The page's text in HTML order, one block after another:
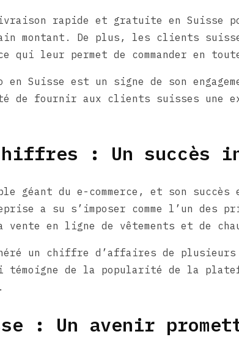
rapide et gratuite en Suisse
montant. De plus, les clients
qui leur permet de commander en
en Suisse est un signe de son
de fournir aux clients suisses une
: Un succès
géant du e-commerce, et son succès
a su s’imposer comme l’un des
vente en ligne de vêtements et de
un chiffre d’affaires de
de la popularité de la
: Un avenir